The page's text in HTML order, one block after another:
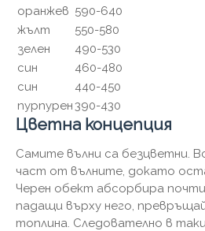
оранжев 590-640
жълт
550-580
зелен
490-530
син
460-480
син
440-450
пурпурен390-430
Цветна концепция
Самите вълни са безцветни.
част от вълните, докато
Черен обект абсорбира
падащи върху него,
топлина. Следователно в